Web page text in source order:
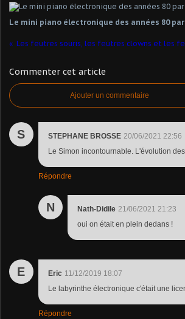
Le mini piano électronique des années 80
Commenter cet article
Ajouter un commentaire
S STEPHANE BROSSE 20/06/2021 22:56
Le Simon incontournable. L'évolution
Répondre
N Nath-Didile 21/06/2021 21:23
oui on était en plein dedans !
E Eric 11/12/2019 18:07
Le labyrinthe électronique c'était une
Répondre